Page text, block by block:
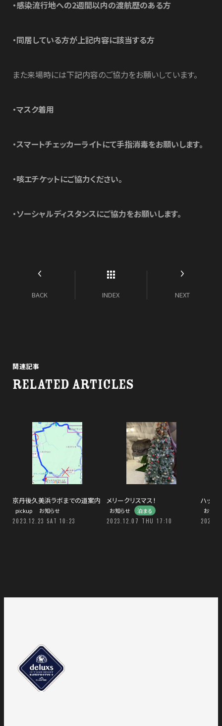
・感染流行地への2週間以内の渡航歴のある方
・同居している方が上記内容に該当する方
また来場時には下記内容のご協力をお願いしています。
・マスク着用
・スマートチェッカーライトにて手指消毒をお願いします。
・咳エチケットにご協力ください。
・ソーシャルディスタンスにご協力をお願いします。
BACK INDEX NEXT
関連記事
RELATED ARTICLES
京丹後久美浜ラボまでの道案内
pickup
お知らせ
2023.12.23 SAT 10:23
メリークリスマス！
お知らせ
泊まる
2023.12.07 THU 17:10
ハッピ
お知ら